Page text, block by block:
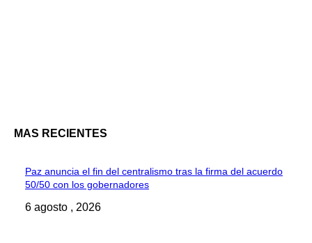
MAS RECIENTES
Paz anuncia el fin del centralismo tras la firma del acuerdo
50/50 con los gobernadores
6 agosto , 2026